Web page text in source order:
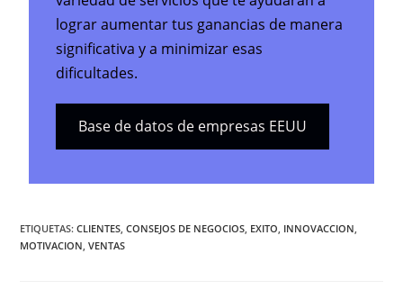
lograr aumentar tus ganancias de manera
significativa y a minimizar esas
dificultades.
Base de datos de empresas EEUU
ETIQUETAS:CLIENTES, CONSEJOS DE NEGOCIOS, EXITO, INNOVACCION,
MOTIVACION, VENTAS